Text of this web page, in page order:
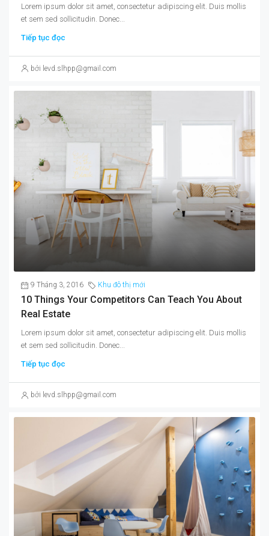
Lorem ipsum dolor sit amet, consectetur adipiscing elit. Duis mollis
et sem sed sollicitudin. Donec...
Tiếp tục đọc
bởi levd.slhpp@gmail.com
9 Tháng 3, 2016 Khu đô thị mới
10 Things Your Competitors Can Teach You About
Real Estate
Lorem ipsum dolor sit amet, consectetur adipiscing elit. Duis mollis
et sem sed sollicitudin. Donec...
Tiếp tục đọc
bởi levd.slhpp@gmail.com